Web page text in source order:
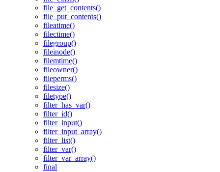
file_get_contents()
file_put_contents()
fileatime()
filectime()
filegroup()
fileinode()
filemtime()
fileowner()
fileperms()
filesize()
filetype()
filter_has_var()
filter_id()
filter_input()
filter_input_array()
filter_list()
filter_var()
filter_var_array()
final